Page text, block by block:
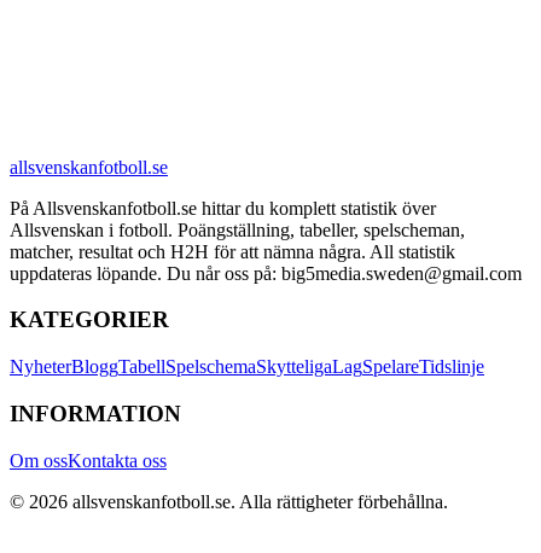
allsvenskanfotboll.se
På Allsvenskanfotboll.se hittar du komplett statistik över
Allsvenskan i fotboll. Poängställning, tabeller, spelscheman,
matcher, resultat och H2H för att nämna några. All statistik
uppdateras löpande. Du når oss på: big5media.sweden@gmail.com
KATEGORIER
NyheterBloggTabellSpelschemaSkytteligaLagSpelareTidslinje
INFORMATION
Om ossKontakta oss
© 2026 allsvenskanfotboll.se. Alla rättigheter förbehållna.